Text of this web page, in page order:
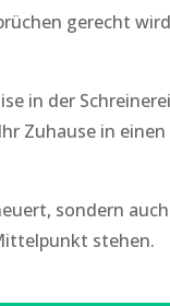
gerecht
in der
Zuhause in
sondern
stehen.